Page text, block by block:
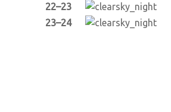
22–23
23–24